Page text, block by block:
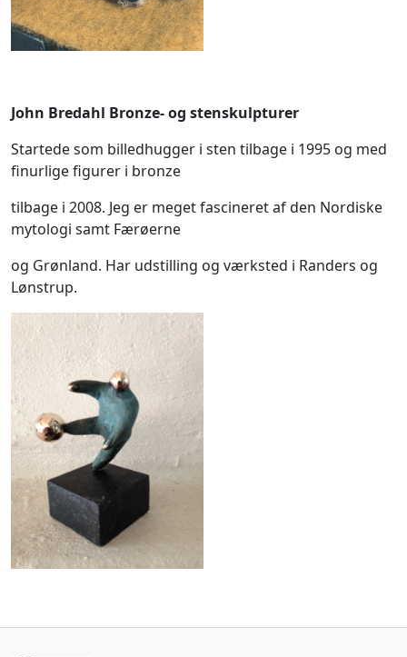
John Bredahl Bronze- og stenskulpturer
Startede som billedhugger i sten tilbage i 1995 og med
finurlige figurer i bronze
tilbage i 2008. Jeg er meget fascineret af den Nordiske
mytologi samt Færøerne
og Grønland. Har udstilling og værksted i Randers og
Lønstrup.